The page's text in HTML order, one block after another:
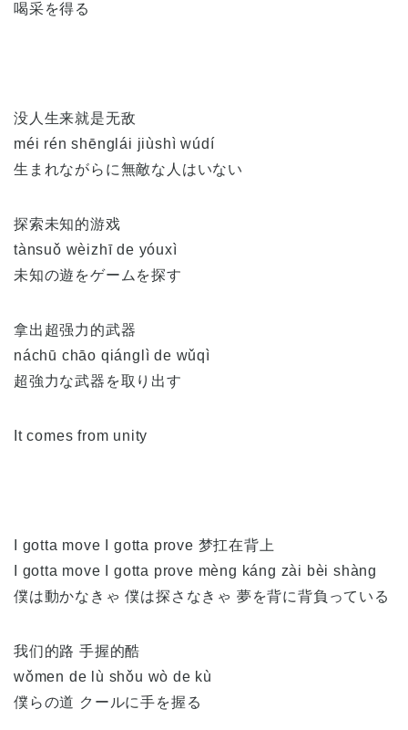
喝采を得る
没人生来就是无敌
méi rén shēnglái jiùshì wúdí
生まれながらに無敵な人はいない
探索未知的游戏
tànsuǒ wèizhī de yóuxì
未知の遊をゲームを探す
拿出超强力的武器
náchū chāo qiánglì de wǔqì
超強力な武器を取り出す
It comes from unity
I gotta move I gotta prove 梦扛在背上
I gotta move I gotta prove mèng káng zài bèi shàng
僕は動かなきゃ 僕は探さなきゃ 夢を背に背負っている
我们的路 手握的酷
wǒmen de lù shǒu wò de kù
僕らの道 クールに手を握る